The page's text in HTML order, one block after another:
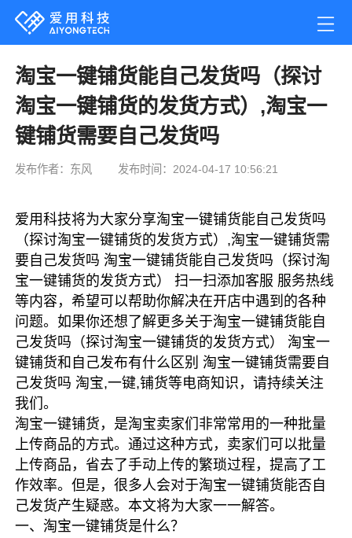
淘宝一键铺货能自己发货吗（探讨
淘宝一键铺货的发货方式）,淘宝一
键铺货需要自己发货吗
发布作者：东风 发布时间：2024-04-17 10:56:21
爱用科技将为大家分享淘宝一键铺货能自己发货吗
（探讨淘宝一键铺货的发货方式）,淘宝一键铺货需
要自己发货吗 淘宝一键铺货能自己发货吗（探讨淘
宝一键铺货的发货方式） 扫一扫添加客服 服务热线
等内容，希望可以帮助你解决在开店中遇到的各种
问题。如果你还想了解更多关于淘宝一键铺货能自
己发货吗（探讨淘宝一键铺货的发货方式） 淘宝一
键铺货和自己发布有什么区别 淘宝一键铺货需要自
己发货吗 淘宝,一键,铺货等电商知识，请持续关注
我们。
淘宝一键铺货，是淘宝卖家们非常常用的一种批量
上传商品的方式。通过这种方式，卖家们可以批量
上传商品，省去了手动上传的繁琐过程，提高了工
作效率。但是，很多人会对于淘宝一键铺货能否自
己发货产生疑惑。本文将为大家一一解答。
一、淘宝一键铺货是什么？